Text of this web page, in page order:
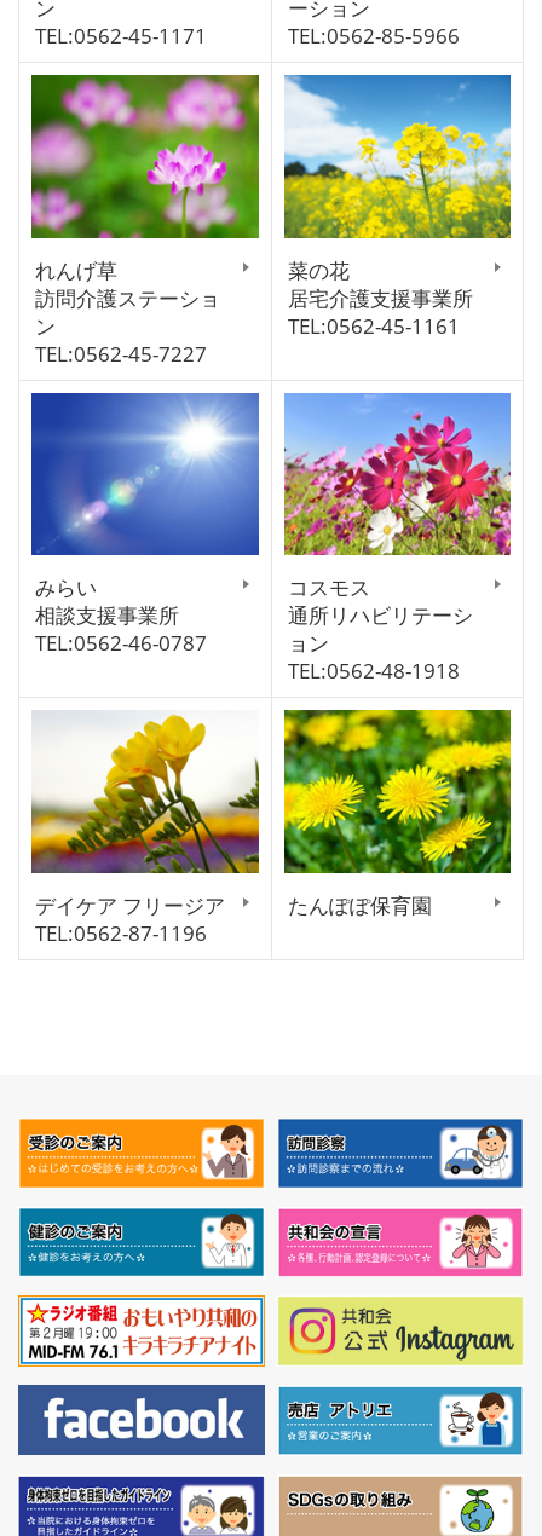
ン
TEL:0562-45-1171
ーション
TEL:0562-85-5966
れんげ草
訪問介護ステーショ
ン
TEL:0562-45-7227
菜の花
居宅介護支援事業所
TEL:0562-45-1161
みらい
相談支援事業所
TEL:0562-46-0787
コスモス
通所リハビリテーシ
ョン
TEL:0562-48-1918
デイケア フリージア
TEL:0562-87-1196
たんぽぽ保育園